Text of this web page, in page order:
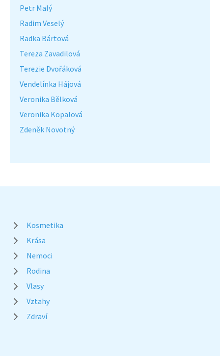
Petr Malý
Radim Veselý
Radka Bártová
Tereza Zavadilová
Terezie Dvořáková
Vendelínka Hájová
Veronika Bělková
Veronika Kopalová
Zdeněk Novotný
Kosmetika
Krása
Nemoci
Rodina
Vlasy
Vztahy
Zdraví